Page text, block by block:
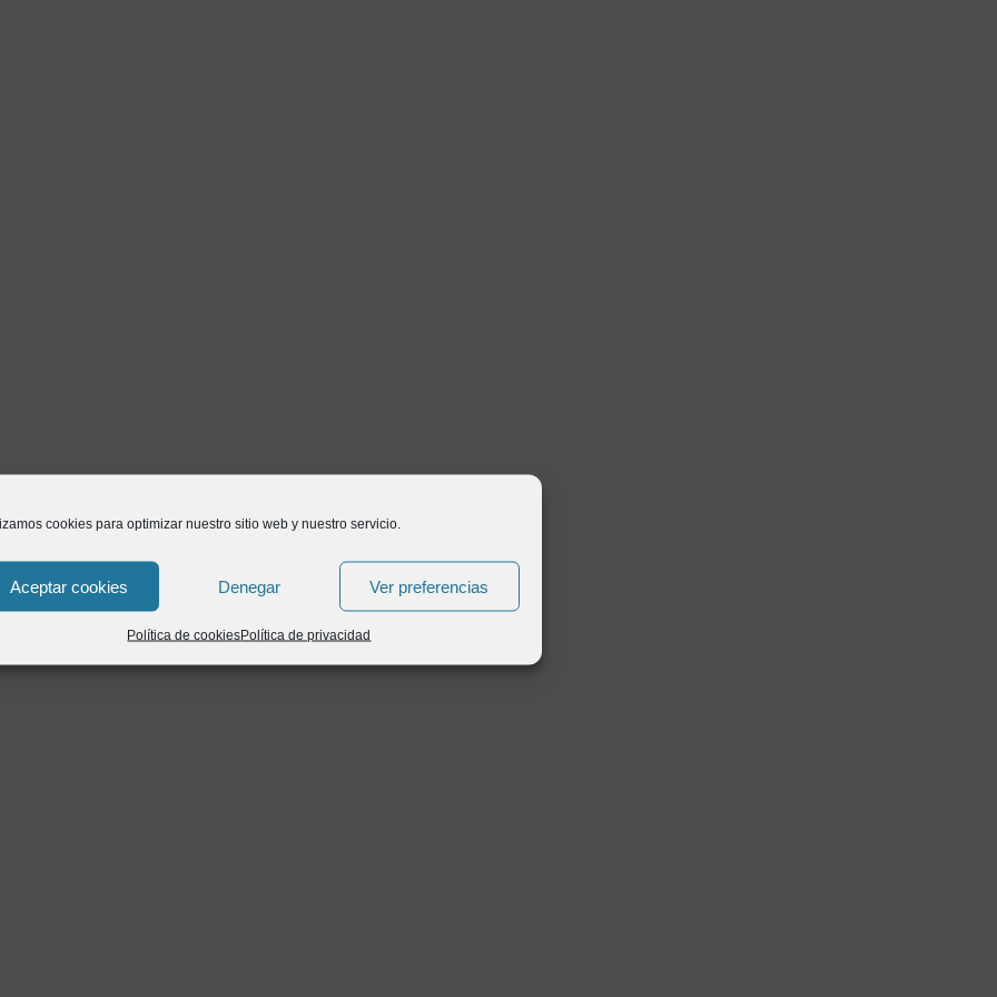
cookies para optimizar nuestro sitio web y nuestro servicio.
Aceptar cookies Denegar Ver preferencias
Política de cookiesPolítica de privacidad